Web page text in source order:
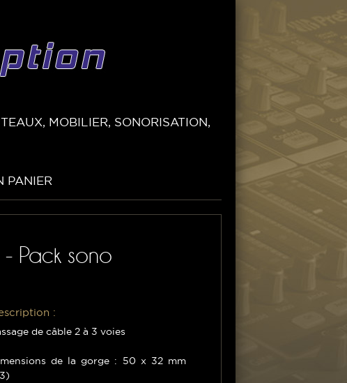
MOBILIER, SONORISATION,
PANIER
Pack sono
:
de câble 2 à 3 voies
de la gorge : 50 x 32 mm